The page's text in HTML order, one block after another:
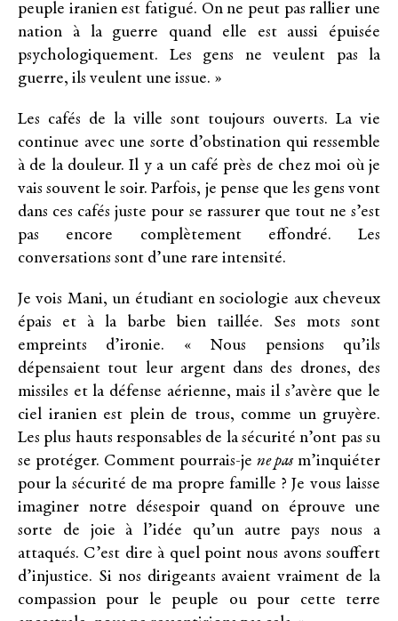
peuple iranien est fatigué. On ne peut pas rallier une
nation à la guerre quand elle est aussi épuisée
psychologiquement. Les gens ne veulent pas la
guerre, ils veulent une issue. »
Les cafés de la ville sont toujours ouverts. La vie
continue avec une sorte d’obstination qui ressemble
à de la douleur. Il y a un café près de chez moi où je
vais souvent le soir. Parfois, je pense que les gens vont
dans ces cafés juste pour se rassurer que tout ne s’est
pas encore complètement effondré. Les
conversations sont d’une rare intensité.
Je vois Mani, un étudiant en sociologie aux cheveux
épais et à la barbe bien taillée. Ses mots sont
empreints d’ironie. « Nous pensions qu’ils
dépensaient tout leur argent dans des drones, des
missiles et la défense aérienne, mais il s’avère que le
ciel iranien est plein de trous, comme un gruyère.
Les plus hauts responsables de la sécurité n’ont pas su
se protéger. Comment pourrais-je ne pasm’inquiéter
pour la sécurité de ma propre famille ? Je vous laisse
imaginer notre désespoir quand on éprouve une
sorte de joie à l’idée qu’un autre pays nous a
attaqués. C’est dire à quel point nous avons souffert
d’injustice. Si nos dirigeants avaient vraiment de la
compassion pour le peuple ou pour cette terre